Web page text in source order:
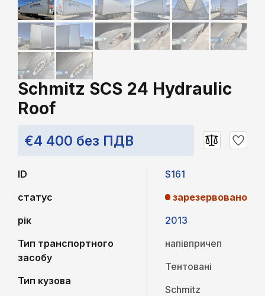
Schmitz SCS 24 Hydraulic
Roof
€4 400 без ПДВ
ID
статус
рік
Тип транспортного
засобу
Тип кузова
S161
зарезервовано
2013
напівпричеп
Тентовані
Schmitz